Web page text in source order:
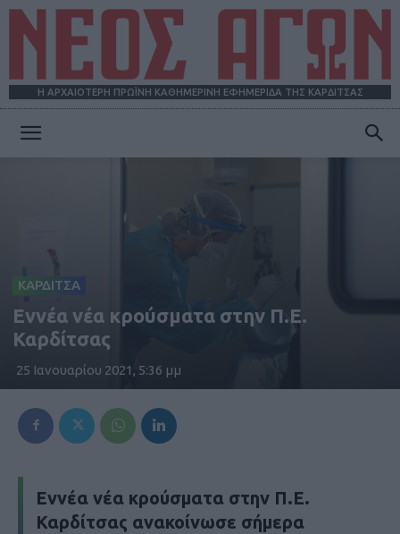
Η ΑΡΧΑΙΟΤΕΡΗ ΠΡΩΪΝΗ ΚΑΘΗΜΕΡΙΝΗ ΕΦΗΜΕΡΙΔΑ ΤΗΣ ΚΑΡΔΙΤΣΑΣ
ΑΓΩΝ
ΚΑΡΔΙΤΣΑ
Εννέα νέα κρούσματα στην Π.Ε.
Καρδίτσας
25 Ιανουαρίου 2021, 5:36 μμ
Εννέα νέα κρούσματα στην Π.Ε.
Καρδίτσας ανακοίνωσε σήμερα